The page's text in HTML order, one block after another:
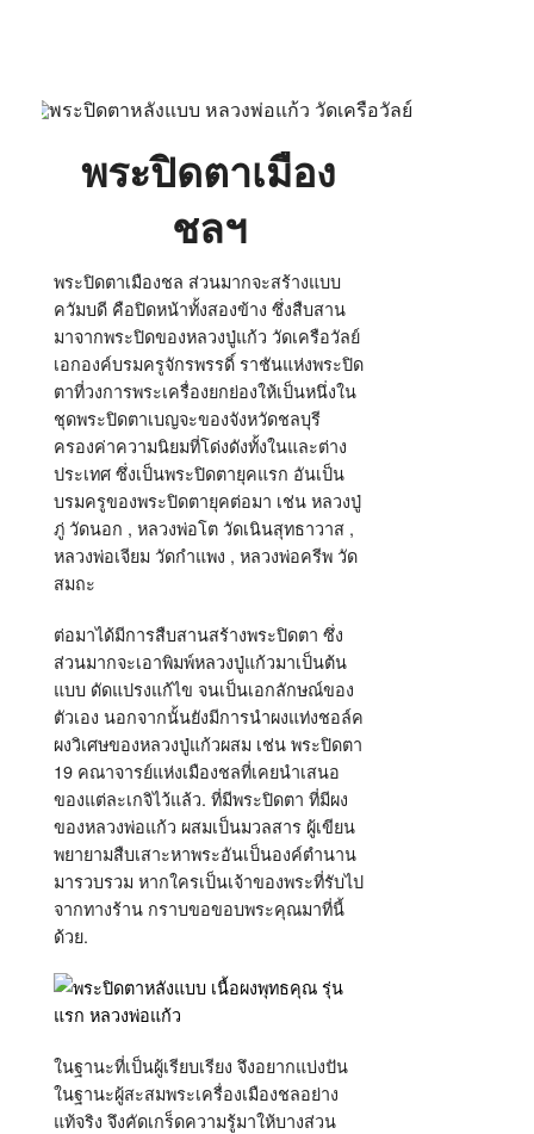
พระปิดตาเมือง
ชลฯ
พระปิดตาเมืองชล ส่วนมากจะสร้างแบบ
ควัมบดี คือปิดหน้าทั้งสองข้าง ซึ่งสืบสาน
มาจากพระปิดของหลวงปู่แก้ว วัดเครือวัลย์
เอกองค์บรมครูจักรพรรดิ์ ราชันแห่งพระปิด
ตาที่วงการพระเครื่องยกย่องให้เป็นหนึ่งใน
ชุดพระปิดตาเบญจะของจังหวัดชลบุรี
ครองค่าความนิยมที่โด่งดังทั้งในและต่าง
ประเทศ ซึ่งเป็นพระปิดตายุคแรก อันเป็น
บรมครูของพระปิดตายุคต่อมา เช่น หลวงปู่
ภู่ วัดนอก , หลวงพ่อโต วัดเนินสุทธาวาส ,
หลวงพ่อเจียม วัดกำแพง , หลวงพ่อครีพ วัด
สมถะ
ต่อมาได้มีการสืบสานสร้างพระปิดตา ซึ่ง
ส่วนมากจะเอาพิมพ์หลวงปู่แก้วมาเป็นต้น
แบบ ดัดแปรงแก้ไข จนเป็นเอกลักษณ์ของ
ตัวเอง นอกจากนั้นยังมีการนำผงแท่งชอล์ค
ผงวิเศษของหลวงปู่แก้วผสม เช่น พระปิดตา
19 คณาจารย์แห่งเมืองชลที่เคยนำเสนอ
ของแต่ละเกจิไว้แล้ว. ที่มีพระปิดตา ที่มีผง
ของหลวงพ่อแก้ว ผสมเป็นมวลสาร ผู้เขียน
พยายามสืบเสาะหาพระอันเป็นองค์ตำนาน
มารวบรวม หากใครเป็นเจ้าของพระที่รับไป
จากทางร้าน กราบขอขอบพระคุณมาที่นี้
ด้วย.
ในฐานะที่เป็นผู้เรียบเรียง จึงอยากแบ่งปัน
ในฐานะผู้สะสมพระเครื่องเมืองชลอย่าง
แท้จริง จึงคัดเกร็ดความรู้มาให้บางส่วน